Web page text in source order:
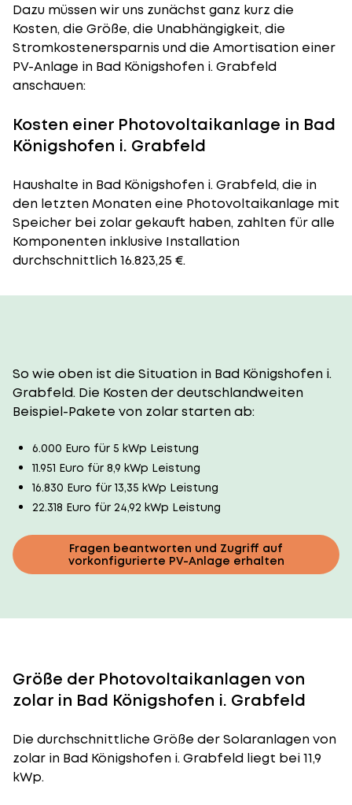
Dazu müssen wir uns zunächst ganz kurz die
Kosten, die Größe, die Unabhängigkeit, die
Stromkostenersparnis und die Amortisation einer
PV-Anlage in Bad Königshofen i. Grabfeld
anschauen:
Kosten einer Photovoltaikanlage in Bad
Königshofen i. Grabfeld
Haushalte in Bad Königshofen i. Grabfeld, die in
den letzten Monaten eine Photovoltaikanlage mit
Speicher bei zolar gekauft haben, zahlten für alle
Komponenten inklusive Installation
durchschnittlich 16.823,25 €.
So wie oben ist die Situation in Bad Königshofen i.
Grabfeld. Die Kosten der deutschlandweiten
Beispiel-Pakete von zolar starten ab:
6.000 Euro für 5 kWp Leistung
11.951 Euro für 8,9 kWp Leistung
16.830 Euro für 13,35 kWp Leistung
22.318 Euro für 24,92 kWp Leistung
Fragen beantworten und Zugriff auf
vorkonfigurierte PV-Anlage erhalten
Größe der Photovoltaikanlagen von
zolar in Bad Königshofen i. Grabfeld
Die durchschnittliche Größe der Solaranlagenvon
zolar in Bad Königshofen i. Grabfeld liegt bei 11,9
kWp.